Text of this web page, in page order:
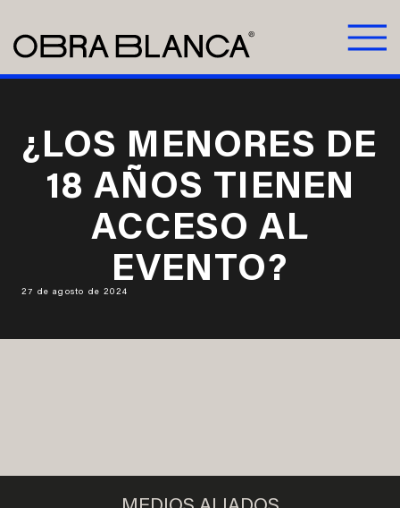
¿LOS MENORES DE
18 AÑOS TIENEN
ACCESO AL
EVENTO?
27 de agosto de 2024